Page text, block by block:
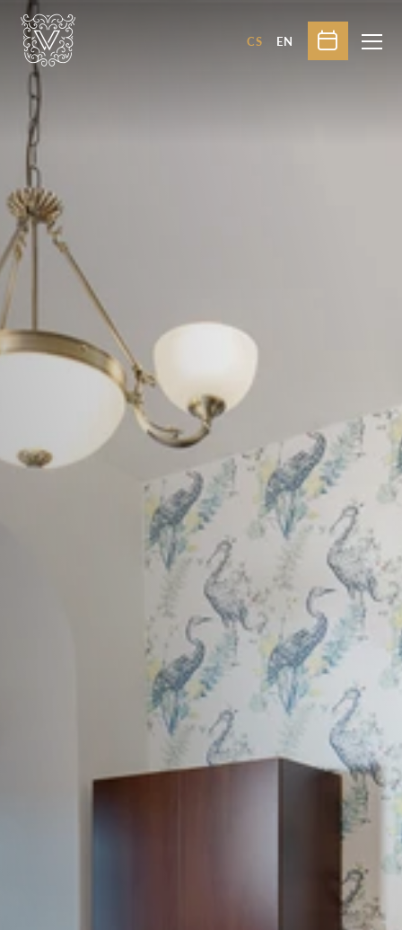
CS EN